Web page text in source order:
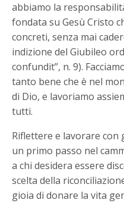
abbiamo la
fondata su Gesù Cristo
concreti, senza mai
indizione del Giubileo
confundit”, n. 9).
tanto bene che è nel
di Dio, e lavoriamo
tutti.
Riflettere e lavorare
un primo passo nel
a chi desidera essere
scelta della
gioia di donare la vita